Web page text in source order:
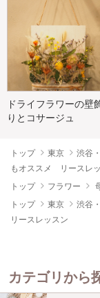
ドライフラワーの壁
りとコサージュ
トップ 東京 渋谷
もオススメ リースレ
トップ
フラワー
トップ
東京 渋谷
リースレッスン
カテゴリから